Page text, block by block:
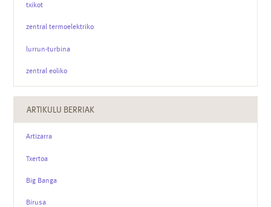
txikot
zentral termoelektriko
lurrun-turbina
zentral eoliko
ARTIKULU BERRIAK
Artizarra
Txertoa
Big Banga
Birusa